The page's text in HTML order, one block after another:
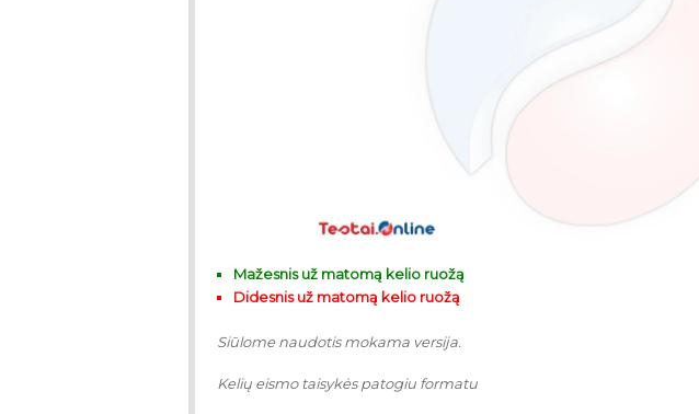
Mažesnis už matomą kelio ruožą
Didesnis už matomą kelio ruožą
Siūlome naudotis mokama versija.
Kelių eismo taisykės patogiu formatu